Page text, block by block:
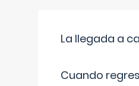
La llegada a
Cuando